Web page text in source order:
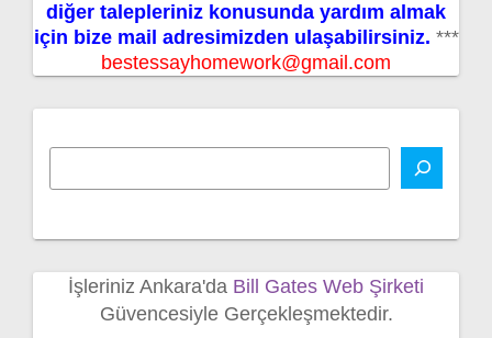
diğer talepleriniz konusunda yardım almak
için bize mail adresimizden ulaşabilirsiniz. ***
bestessayhomework@gmail.com
İşleriniz Ankara'da Bill Gates Web Şirketi
Güvencesiyle Gerçekleşmektedir.